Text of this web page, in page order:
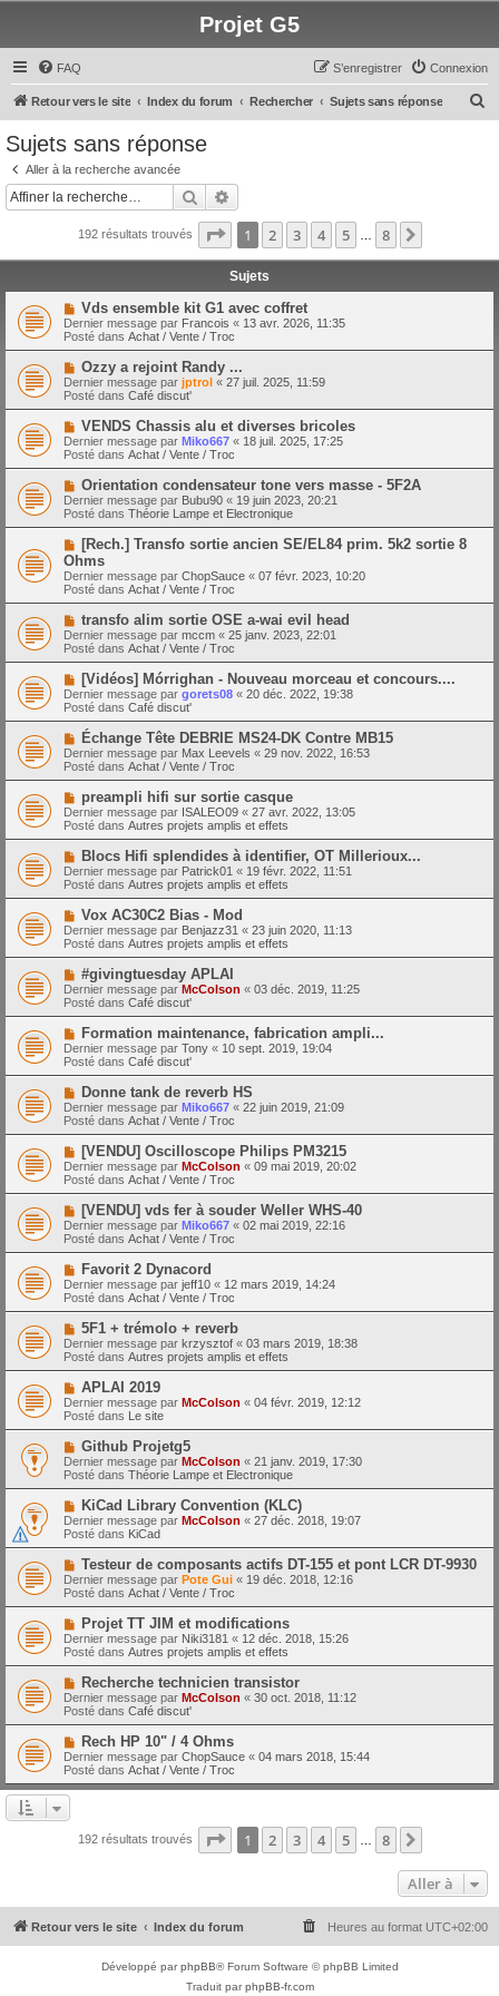
Projet G5
FAQ Connexion
S’enregistrer
Retour vers le site Index du forum Rechercher Sujets sans réponse
c
Sujets sans réponse
Aller à la recherche avancée
Rechercher
192 résultats trouvés Page 1sur8
1 2 3 4 5 8
Sujets
N
o
u
v
a
u
m
e
s
s
a
g
e
Vds ensemble kit G1 avec coffret
Dernier message par Francois « 13 avr. 2026, 11:35
Posté dans Achat / Vente / Troc
N
o
u
v
e
u
m
e
s
s
a
g
e
Ozzy a rejoint Randy ...
Dernier message par jptrol « 27 juil. 2025, 11:59
Posté dans Café discut'
N
o
u
v
a
u
m
e
s
a
g
e
VENDS Chassis alu et diverses bricoles
Dernier message par Miko667 « 18 juil. 2025, 17:25
Posté dans Achat / Vente / Troc
N
o
u
v
e
u
m
e
s
s
a
g
e
Orientation condensateur tone vers masse - 5F2A
Dernier message par Bubu90 « 19 juin 2023, 20:21
Posté dans Théorie Lampe et Electronique
N
o
u
v
e
a
u
m
e
s
s
a
g
e
[Rech.] Transfo sortie ancien SE/EL84 prim. 5k2 sortie 8
Ohms
Dernier message par ChopSauce « 07 févr. 2023, 10:20
Posté dans Achat / Vente / Troc
N
o
u
v
e
u
m
e
s
a
g
transfo alim sortie OSE a-wai evil head
Dernier message par mccm « 25 janv. 2023, 22:01
Posté dans Achat / Vente / Troc
N
o
u
v
e
a
u
m
e
s
s
a
g
e
[Vidéos] Mórrighan - Nouveau morceau et concours....
Dernier message par gorets08 « 20 déc. 2022, 19:38
Posté dans Café discut'
N
o
u
v
u
m
e
s
a
g
e
Échange Tête DEBRIE MS24-DK Contre MB15
Dernier message par Max Leevels « 29 nov. 2022, 16:53
Posté dans Achat / Vente / Troc
N
o
u
v
e
a
u
m
e
s
s
a
g
preampli hifi sur sortie casque
Dernier message par ISALEO09 « 27 avr. 2022, 13:05
Posté dans Autres projets amplis et effets
N
o
u
v
e
u
m
e
s
s
a
g
e
Blocs Hifi splendides à identifier, OT Millerioux...
Dernier message par Patrick01 « 19 févr. 2022, 11:51
Posté dans Autres projets amplis et effets
N
o
u
v
a
u
m
e
s
a
g
e
Vox AC30C2 Bias - Mod
Dernier message par Benjazz31 « 23 juin 2020, 11:13
Posté dans Autres projets amplis et effets
N
o
u
v
e
a
u
m
e
s
a
g
e
#givingtuesday APLAI
Dernier message par McColson « 03 déc. 2019, 11:25
Posté dans Café discut'
N
o
u
v
e
a
u
m
e
s
a
g
e
Formation maintenance, fabrication ampli...
Dernier message par Tony « 10 sept. 2019, 19:04
Posté dans Café discut'
N
o
u
v
e
u
m
e
s
a
g
e
Donne tank de reverb HS
Dernier message par Miko667 « 22 juin 2019, 21:09
Posté dans Achat / Vente / Troc
N
o
u
v
e
u
m
e
s
a
g
e
[VENDU] Oscilloscope Philips PM3215
Dernier message par McColson « 09 mai 2019, 20:02
Posté dans Achat / Vente / Troc
N
o
u
v
e
a
u
m
e
s
s
a
g
[VENDU] vds fer à souder Weller WHS-40
Dernier message par Miko667 « 02 mai 2019, 22:16
Posté dans Achat / Vente / Troc
N
o
u
v
e
a
u
m
e
s
s
a
g
e
Favorit 2 Dynacord
Dernier message par jeff10 « 12 mars 2019, 14:24
Posté dans Achat / Vente / Troc
N
o
u
v
a
u
m
e
s
s
a
g
e
5F1 + trémolo + reverb
Dernier message par krzysztof « 03 mars 2019, 18:38
Posté dans Autres projets amplis et effets
N
o
u
v
a
u
m
e
s
a
g
e
APLAI 2019
Dernier message par McColson « 04 févr. 2019, 12:12
Posté dans Le site
N
o
u
v
e
a
u
m
e
s
s
a
g
e
Github Projetg5
Dernier message par McColson « 21 janv. 2019, 17:30
Posté dans Théorie Lampe et Electronique
N
o
u
v
e
u
m
e
s
a
g
e
KiCad Library Convention (KLC)
Dernier message par McColson « 27 déc. 2018, 19:07
Posté dans KiCad
N
o
u
v
e
a
u
m
e
s
a
g
e
Testeur de composants actifs DT-155 et pont LCR DT-9930
Dernier message par Pote Gui « 19 déc. 2018, 12:16
Posté dans Achat / Vente / Troc
N
o
u
v
e
a
u
m
e
s
a
g
e
Projet TT JIM et modifications
Dernier message par Niki3181 « 12 déc. 2018, 15:26
Posté dans Autres projets amplis et effets
N
o
u
v
e
a
u
m
e
g
Recherche technicien transistor
Dernier message par McColson « 30 oct. 2018, 11:12
Posté dans Café discut'
N
o
u
v
e
m
e
Rech HP 10" / 4 Ohms
Dernier message par ChopSauce « 04 mars 2018, 15:44
Posté dans Achat / Vente / Troc
192 résultats trouvés Page 1sur8
1 2 3 4 5 8
Aller à
Retour vers le site Index du forum Heures au format UTC+02:00
Développé parphpBB® Forum Software © phpBB Limited
Traduit parphpBB-fr.com